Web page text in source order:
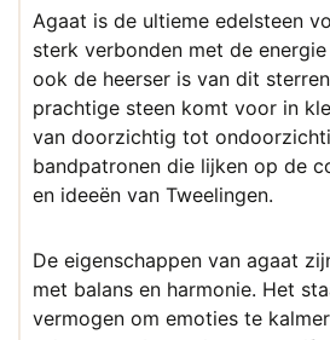
Agaat is de ultieme edelsteen
sterk verbonden met de
ook de heerser is van dit
prachtige steen komt voor in
van doorzichtig tot
bandpatronen die lijken op de
en ideeën van Tweelingen.
De eigenschappen van agaat
met balans en harmonie. Het
vermogen om emoties te